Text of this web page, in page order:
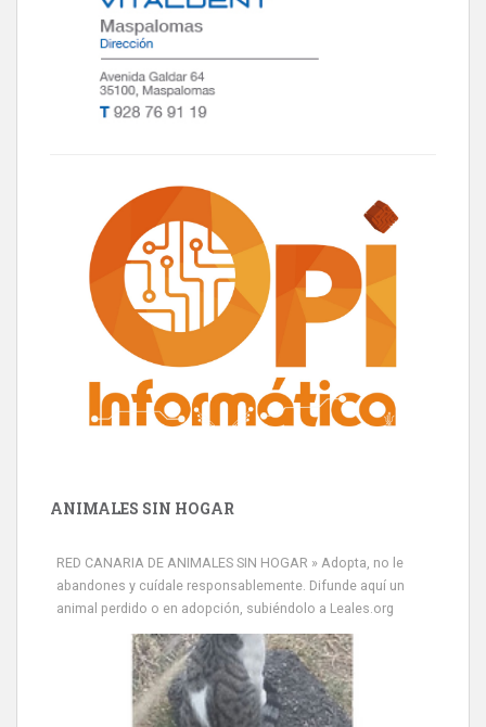
ANIMALES SIN HOGAR
RED CANARIA DE ANIMALES SIN HOGAR » Adopta, no le
abandones y cuídale responsablemente. Difunde aquí un
animal perdido o en adopción, subiéndolo a Leales.org
Leales.org » Gran Canaria
9.7.2025